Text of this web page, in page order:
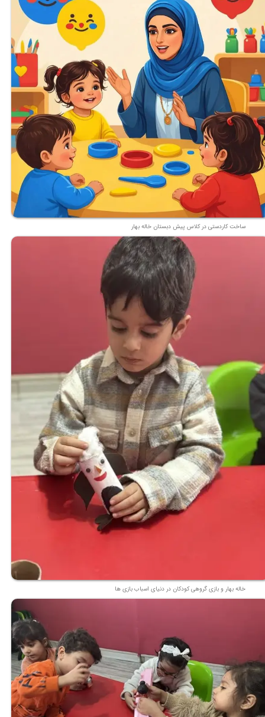
ساخت کاردستی در کلاس پیش دبستان خاله بهار
خاله بهار و بازی گروهی کودکان در دنیای اسباب بازی ها